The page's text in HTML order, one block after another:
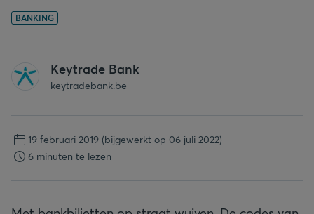
BANKING
Keytrade Bank
keytradebank.be
19 februari 2019 (bijgewerkt op 06 juli 2022)
6 minuten te lezen